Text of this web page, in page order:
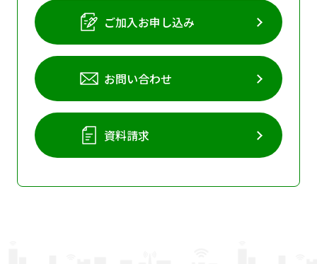
ご加入お申し込み
お問い合わせ
資料請求